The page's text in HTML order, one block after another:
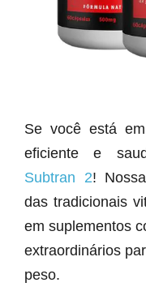
Se você está
eficiente e
Subtran 2!
das tradicionais
em suplementos
extraordinários
peso.